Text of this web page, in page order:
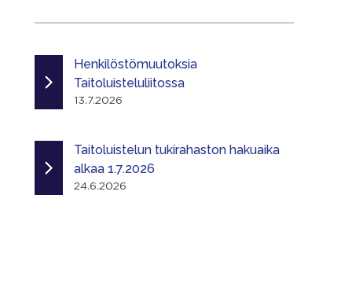
Henkilöstömuutoksia
Taitoluisteluliitossa
13.7.2026
Taitoluistelun tukirahaston hakuaika
alkaa 1.7.2026
24.6.2026